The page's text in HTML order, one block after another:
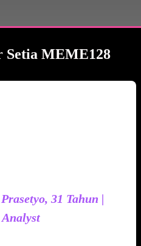
Setia MEME128
Prasetyo, 31 Tahun |